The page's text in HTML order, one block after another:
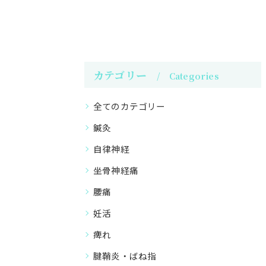
カテゴリー Categories
全てのカテゴリー
鍼灸
自律神経
坐骨神経痛
腰痛
妊活
痺れ
腱鞘炎・ばね指